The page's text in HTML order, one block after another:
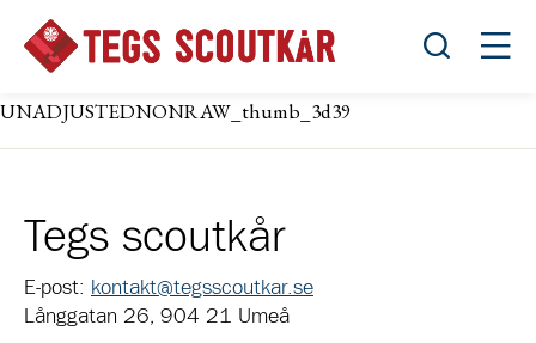
Öppna
UNADJUSTEDNONRAW_thumb_3d39
Tegs scoutkår
E-post: kontakt@tegsscoutkar.se
Långgatan 26, 904 21 Umeå